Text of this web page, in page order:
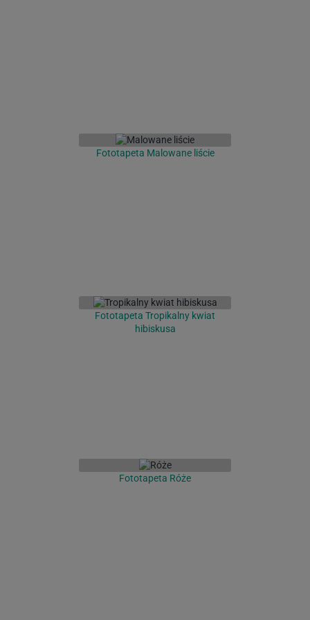
Fototapeta Malowane liście
Fototapeta Tropikalny kwiat
hibiskusa
Fototapeta Róże